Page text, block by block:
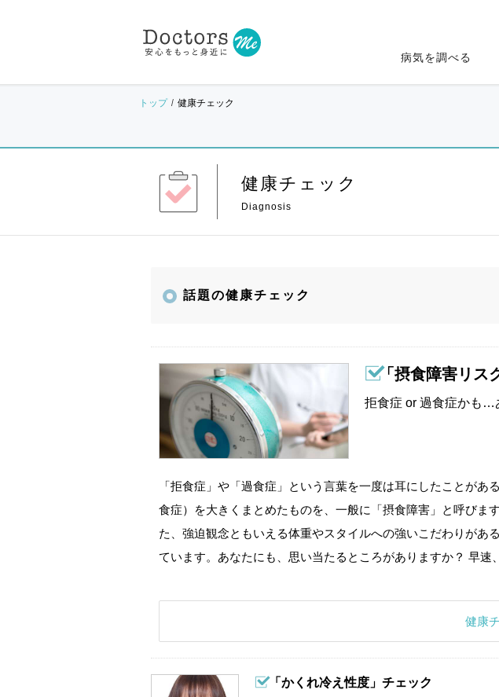
病気を調べる
トップ 健康チェック
健康チェック
話題の健康チェック
「摂食障害リス
拒食症 or 過食症かも…
「拒食症」や「過食症」という言葉を一度は耳にしたことが
食症）を大きくまとめたものを、一般に「摂食障害」と呼びま
た、強迫観念ともいえる体重やスタイルへの強いこだわりがあ
ています。あなたにも、思い当たるところがありますか？ 早速
健康
「かくれ冷え性度」チェック